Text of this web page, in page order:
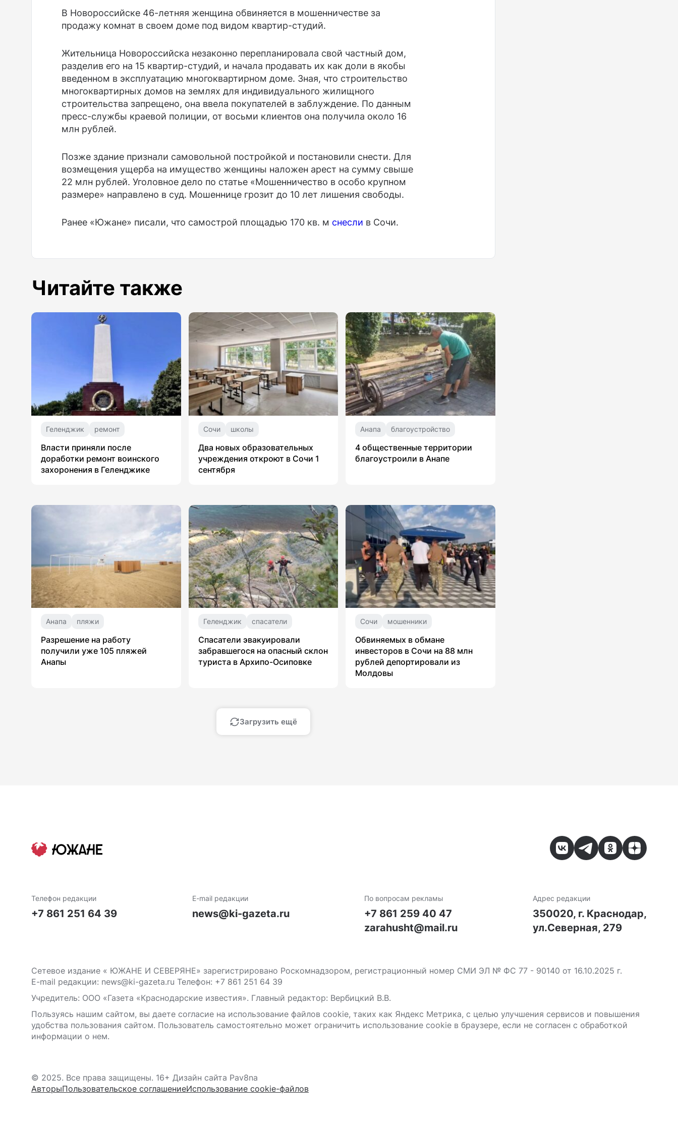
В Новороссийске 46-летняя женщина обвиняется в мошенничестве за
продажу комнат в своем доме под видом квартир-студий.
Жительница Новороссийска незаконно перепланировала свой частный дом,
разделив его на 15 квартир-студий, и начала продавать их как доли в якобы
введенном в эксплуатацию многоквартирном доме. Зная, что строительство
многоквартирных домов на землях для индивидуального жилищного
строительства запрещено, она ввела покупателей в заблуждение. По данным
пресс-службы краевой полиции, от восьми клиентов она получила около 16
млн рублей.
Позже здание признали самовольной постройкой и постановили снести. Для
возмещения ущерба на имущество женщины наложен арест на сумму свыше
22 млн рублей. Уголовное дело по статье «Мошенничество в особо крупном
размере» направлено в суд. Мошеннице грозит до 10 лет лишения свободы.
Ранее «Южане» писали, что самострой площадью 170 кв. м снесли в Сочи.
Читайте также
Геленджик ремонт
Власти приняли после
доработки ремонт воинского
захоронения в Геленджике
Сочи школы
Два новых образовательных
учреждения откроют в Сочи 1
сентября
Анапа благоустройство
4 общественные территории
благоустроили в Анапе
Анапа пляжи
Разрешение на работу
получили уже 105 пляжей
Анапы
Геленджик спасатели
Спасатели эвакуировали
забравшегося на опасный склон
туриста в Архипо-Осиповке
Сочи мошенники
Обвиняемых в обмане
инвесторов в Сочи на 88 млн
рублей депортировали из
Молдовы
Загрузить ещё
Телефон редакции
+7 861 251 64 39
E-mail редакции
news@ki-gazeta.ru
По вопросам рекламы
+7 861 259 40 47
zarahusht@mail.ru
Адрес редакции
350020, г. Краснодар,
ул.Северная, 279
Сетевое издание « ЮЖАНЕ И СЕВЕРЯНЕ» зарегистрировано Роскомнадзором, регистрационный номер СМИ ЭЛ № ФС 77 - 90140 от 16.10.2025 г.
E-mail редакции: news@ki-gazeta.ru Телефон: +7 861 251 64 39
Учредитель: ООО «Газета «Краснодарские известия». Главный редактор: Вербицкий В.В.
Пользуясь нашим сайтом, вы даете согласие на использование файлов сооkіе, таких как Яндекс Метрика, с целью улучшения сервисов и повышения
удобства пользования сайтом. Пользователь самостоятельно может ограничить использование сооkіе в браузере, если не согласен с обработкой
информации о нем.
© 2025. Все права защищены. 16+ Дизайн сайта Pav8na
АвторыПользовательское соглашениеИспользование cookie-файлов